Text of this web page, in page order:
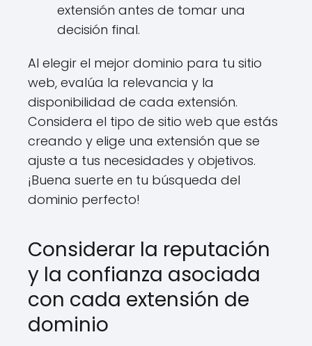
extensión antes de tomar una
decisión final.
Al elegir el mejor dominio para tu sitio
web, evalúa la relevancia y la
disponibilidad de cada extensión.
Considera el tipo de sitio web que estás
creando y elige una extensión que se
ajuste a tus necesidades y objetivos.
¡Buena suerte en tu búsqueda del
dominio perfecto!
Considerar la reputación
y la confianza asociada
con cada extensión de
dominio